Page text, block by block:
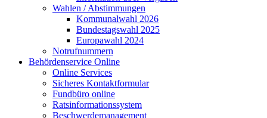
Wahlen / Abstimmungen
Kommunalwahl 2026
Bundestagswahl 2025
Europawahl 2024
Notrufnummern
Behördenservice Online
Online Services
Sicheres Kontaktformular
Fundbüro online
Ratsinformationssystem
Beschwerdemanagement